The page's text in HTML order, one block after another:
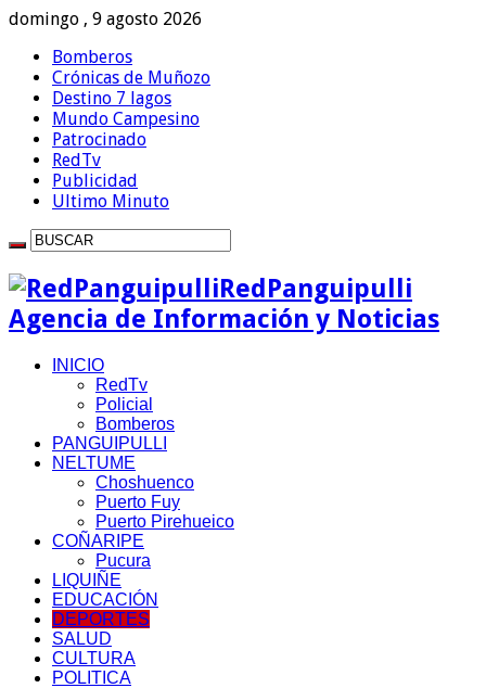
domingo , 9 agosto 2026
Bomberos
Crónicas de Muñozo
Destino 7 lagos
Mundo Campesino
Patrocinado
RedTv
Publicidad
Ultimo Minuto
RedPanguipulli
Agencia de Información y Noticias
INICIO
RedTv
Policial
Bomberos
PANGUIPULLI
NELTUME
Choshuenco
Puerto Fuy
Puerto Pirehueico
COÑARIPE
Pucura
LIQUIÑE
EDUCACIÓN
DEPORTES
SALUD
CULTURA
POLITICA